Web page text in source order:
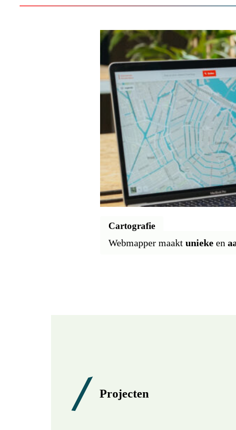
Cartografie
Webmapper maakt uniekeen
Projecten